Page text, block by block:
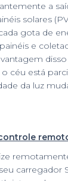
a
solares
gota de
e
céu está
da luz
carregador